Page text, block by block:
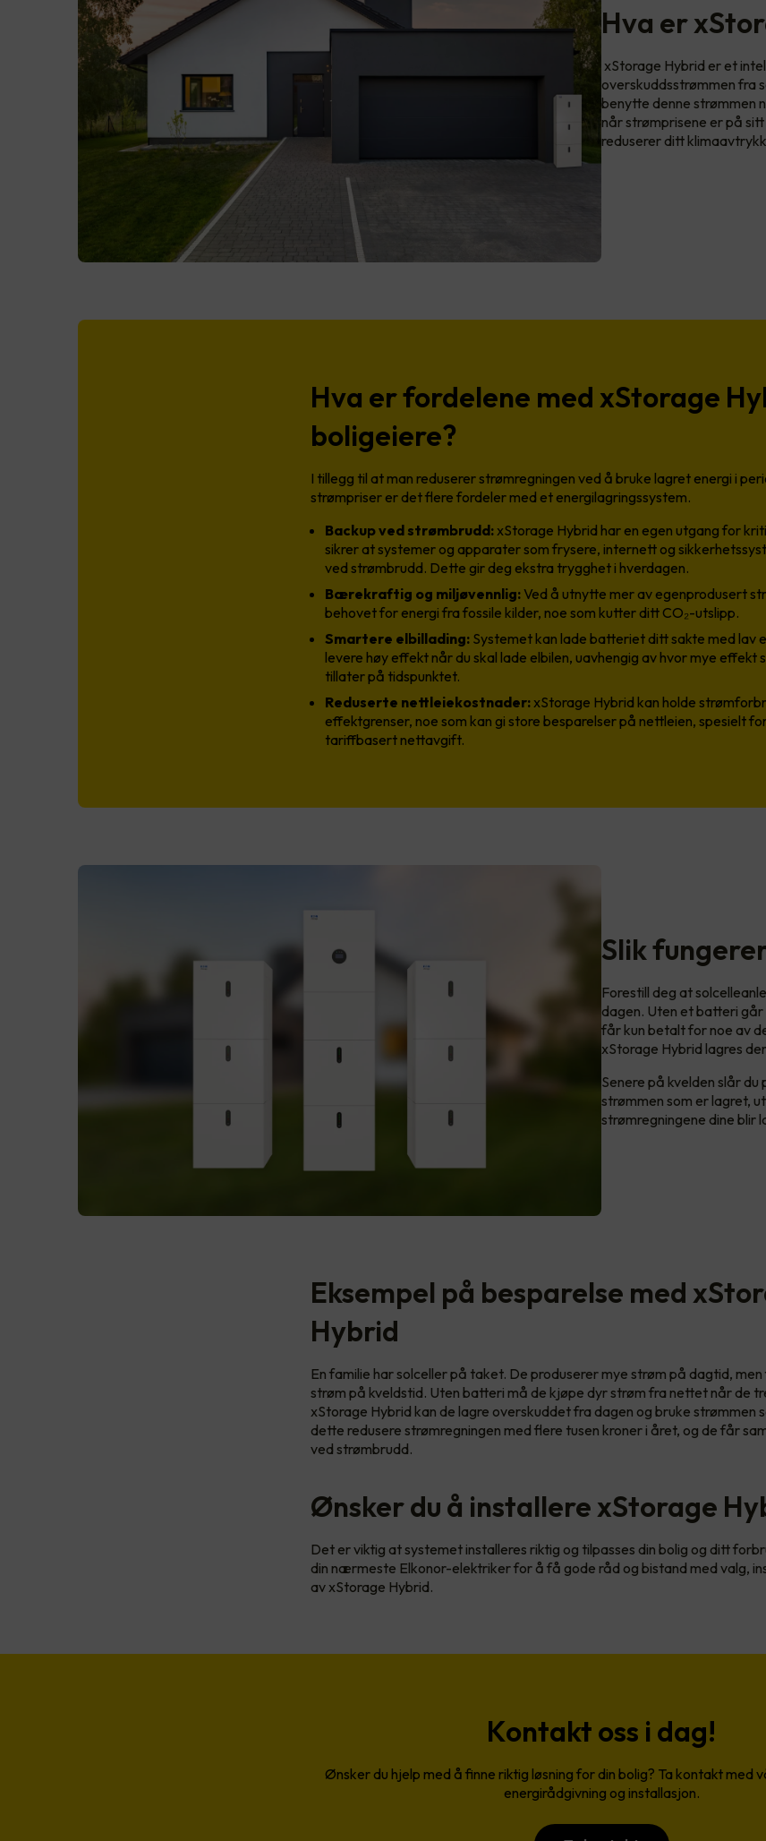
Hva er
xStorage Hybrid er et
overskuddsstrømmen fra
benytte denne strømmen
når strømprisene er på
reduserer ditt
Hva er fordelene med xStorage
boligeiere?
I tillegg til at man reduserer strømregningen ved å bruke lagret energi i
strømpriser er det flere fordeler med et energilagringssystem.
Backup ved strømbrudd:xStorage Hybrid har en egen utgang for
sikrer at systemer og apparater som frysere, internett og
ved strømbrudd. Dette gir deg ekstra trygghet i hverdagen.
Bærekraftig og miljøvennlig: Ved å utnytte mer av egenprodusert
behovet for energi fra fossile kilder, noe som kutter ditt CO₂-utslipp.
Smartere elbillading: Systemet kan lade batteriet ditt sakte med lav
levere høy effekt når du skal lade elbilen, uavhengig av hvor mye
tillater på tidspunktet.
Reduserte nettleiekostnader:xStorage Hybrid kan holde
effektgrenser, noe som kan gi store besparelser på nettleien, spesielt
tariffbasert nettavgift.
Slik
Forestill deg at
dagen. Uten et batteri
får kun betalt for noe av
xStorage Hybrid lagres
Senere på kvelden slår
strømmen som er lagret,
strømregningene dine blir
Eksempel på besparelse med
Hybrid
En familie har solceller på taket. De produserer mye strøm på dagtid,
strøm på kveldstid. Uten batteri må de kjøpe dyr strøm fra nettet når de
xStorage Hybrid kan de lagre overskuddet fra dagen og bruke strømmen
dette redusere strømregningen med flere tusen kroner i året, og de får
ved strømbrudd.
Ønsker du å installere xStorage
Det er viktig at systemet installeres riktig og tilpasses din bolig og ditt
din nærmeste Elkonor-elektriker for å få gode råd og bistand med valg,
av xStorage Hybrid.
Kontakt oss i dag!
Ønsker du hjelp med å finne riktig løsning for din bolig? Ta kontakt med
energirådgivning og installasjon.